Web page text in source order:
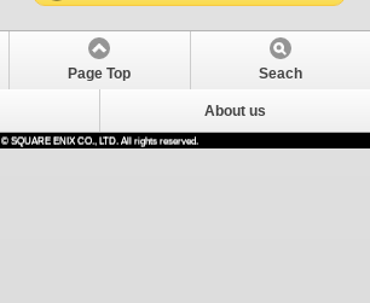
Page Top Seach
About us
© SQUARE ENIX CO., LTD. All rights reserved.